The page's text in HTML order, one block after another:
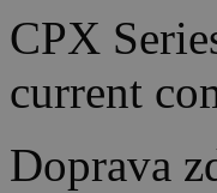
CPX
current
Doprava